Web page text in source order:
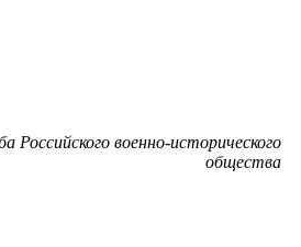
Российского военно-исторического
общества